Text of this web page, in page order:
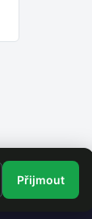
Přijmout